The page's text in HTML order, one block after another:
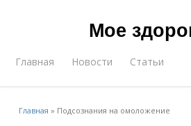
Мое
Главная Новости Статьи
Главная » Подсознания на омоложение